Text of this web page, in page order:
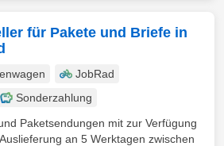
für Pakete und Briefe in
JobRad
Sonderzahlung
Paketsendungen mit zur Verfügung
an 5 Werktagen zwischen